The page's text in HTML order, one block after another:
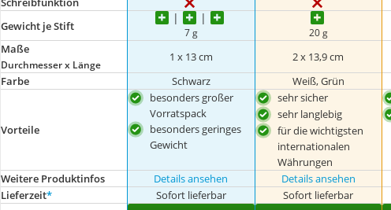
Gewicht je Stift
7 g 20 g
Maße
Durchmesser x Länge
1 x 13 cm 2 x 13,9 cm
Farbe
Schwarz Weiß, Grün
Vorteile
besonders großer
Vorratspack
besonders geringes
Gewicht
sehr sicher
sehr langlebig
für die wichtigsten
internationalen
Währungen
Weitere Produktinfos Details ansehen Details ansehen
Lieferzeit* Sofort lieferbar Sofort lieferbar